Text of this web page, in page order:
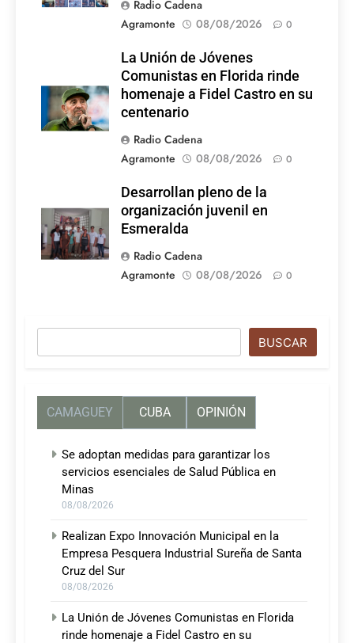
Radio Cadena
Agramonte
08/08/2026 0
La Unión de Jóvenes
Comunistas en Florida rinde
homenaje a Fidel Castro en su
centenario
Radio Cadena
Agramonte
08/08/2026 0
Desarrollan pleno de la
organización juvenil en
Esmeralda
Radio Cadena
Agramonte
08/08/2026 0
BUSCAR
CAMAGUEY CUBA OPINIÓN
Se adoptan medidas para garantizar los
servicios esenciales de Salud Pública en
Minas
08/08/2026
Realizan Expo Innovación Municipal en la
Empresa Pesquera Industrial Sureña de Santa
Cruz del Sur
08/08/2026
La Unión de Jóvenes Comunistas en Florida
rinde homenaje a Fidel Castro en su